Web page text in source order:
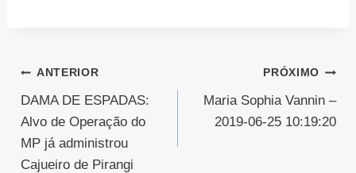
Navegação
de
Post
ANTERIOR
DAMA DE ESPADAS:
Alvo de Operação do
MP já administrou
Cajueiro de Pirangi
PRÓXIMO
Maria Sophia Vannin –
2019-06-25 10:19:20